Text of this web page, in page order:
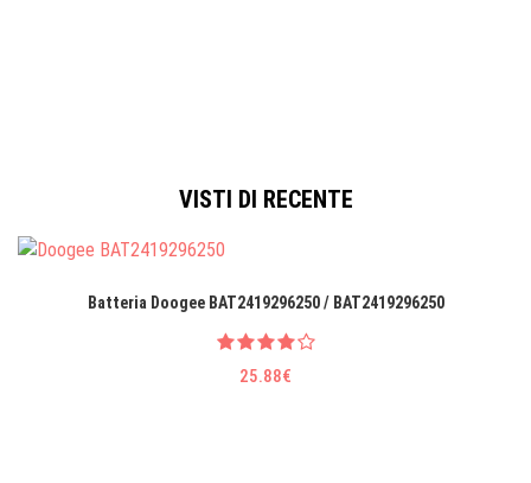
VISTI DI RECENTE
Batteria Doogee BAT2419296250 / BAT2419296250
25.88€